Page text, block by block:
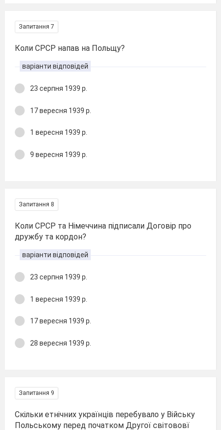
Запитання 7
Коли СРСР напав на Польщу?
варіанти відповідей
23 серпня 1939 р.
17 вересня 1939 р.
1 вересня 1939 р.
9 вересня 1939 р.
Запитання 8
Коли СРСР та Німеччина підписали Договір про
дружбу та кордон?
варіанти відповідей
23 серпня 1939 р.
1 вересня 1939 р.
17 вересня 1939 р.
28 вересня 1939 р.
Запитання 9
Скільки етнічних українців перебувало у Війську
Польському перед початком Другої світововї